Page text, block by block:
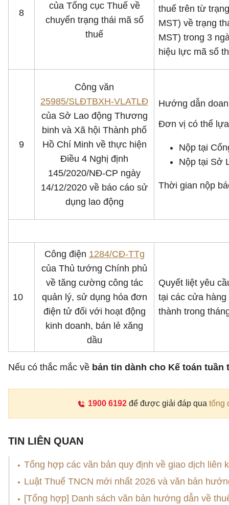
8
của Tổng cục Thuế về
chuyển trạng thái mã số
thuế
thuế trên từ
MST) về trạng
MST) trong 3
hiệu lực mã số
9
Công văn
25985/SLĐTBXH-VLATLĐ
của Sở Lao động Thương
binh và Xã hội Thành phố
Hồ Chí Minh về thực hiện
Điều 4 Nghị định
145/2020/NĐ-CP ngày
14/12/2020 về báo cáo sử
dụng lao động
Hướng dẫn
Đơn vị có thể
Nộp tại
Nộp tại Sở
Thời gian nộp
10
Công điện 1284/CĐ-TTg
của Thủ tướng Chính phủ
về tăng cường công tác
quản lý, sử dụng hóa đơn
điện tử đối với hoạt động
kinh doanh, bán lẻ xăng
dầu
Quyết liệt yêu
tại các cửa
thành trong
Nếu có thắc mắc về bản tin dành cho Kế toán tuần
1900 6192để được giải đáp qua tổng
TIN LIÊN QUAN
Tổng hợp các văn bản quy định về giao dịch liên
Luật Thuế TNCN mới nhất 2026 và văn bản
[Tổng hợp] Danh sách văn bản hướng dẫn về